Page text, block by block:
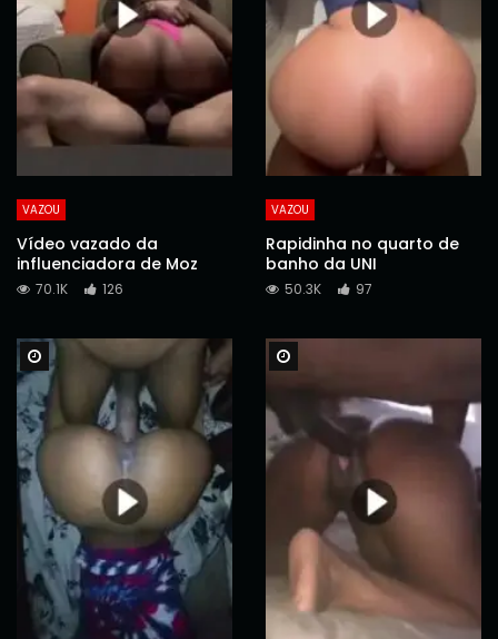
VAZOU
Vídeo vazado da
influenciadora de Moz
70.1K 126
VAZOU
Rapidinha no quarto de
banho da UNI
50.3K 97
Watch Later